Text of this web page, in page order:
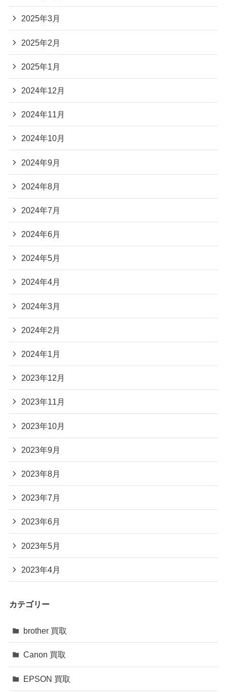
2025年3月
2025年2月
2025年1月
2024年12月
2024年11月
2024年10月
2024年9月
2024年8月
2024年7月
2024年6月
2024年5月
2024年4月
2024年3月
2024年2月
2024年1月
2023年12月
2023年11月
2023年10月
2023年9月
2023年8月
2023年7月
2023年6月
2023年5月
2023年4月
カテゴリー
brother 買取
Canon 買取
EPSON 買取